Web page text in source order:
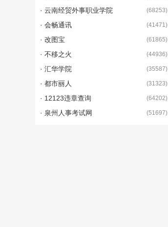
· 云南经贸外事职业学院 (68253)
· 会畅通讯 (41471)
· 改图宝 (61865)
· 不移之火 (44936)
· 汇华学院 (35587)
· 都市丽人 (31323)
· 12123违章查询 (64202)
· 泉州人事考试网 (51697)